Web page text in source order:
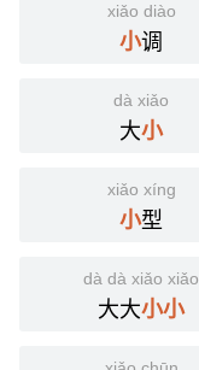
xiǎo diào
小调
dà xiǎo
大小
xiǎo xíng
小型
dà dà xiǎo xiǎo
大大小小